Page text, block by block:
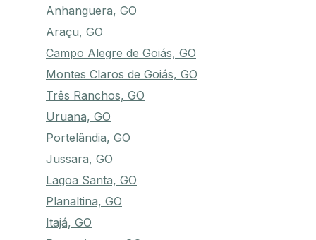
Anhanguera, GO
Araçu, GO
Campo Alegre de Goiás, GO
Montes Claros de Goiás, GO
Três Ranchos, GO
Uruana, GO
Portelândia, GO
Jussara, GO
Lagoa Santa, GO
Planaltina, GO
Itajá, GO